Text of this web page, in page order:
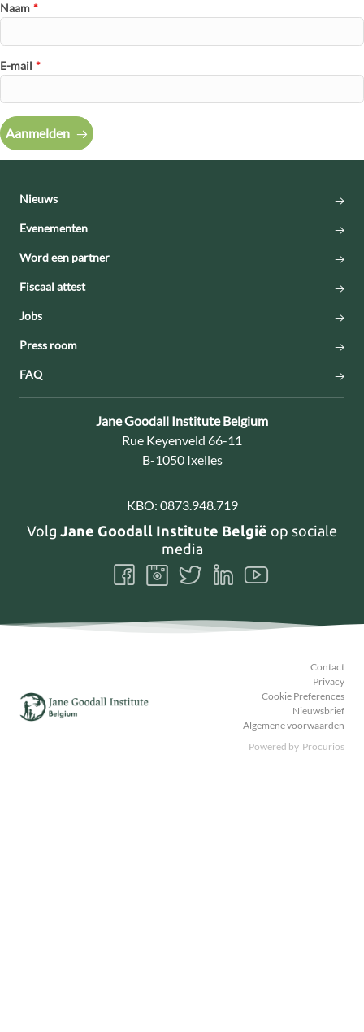
volledig
van hoe je
wordt
gebruikt kan
je nalezen in
Naam *
E-mail *
Aanmelden
Nieuws
Evenementen
Word een partner
Fiscaal attest
Jobs
Press room
FAQ
Contact:
Jane Goodall Institute Belgium
Adres:
Rue Keyenveld 66-11
B-1050 Ixelles
KBO: 0873.948.719
Volg Jane Goodall Institute België op sociale
media
Volg
ons
Volg
ons
Volg
ons
Volg
ons
Volg
ons
Contact
Privacy
Cookie Preferences
Nieuwsbrief
Algemene voorwaarden
Powered by Procurios